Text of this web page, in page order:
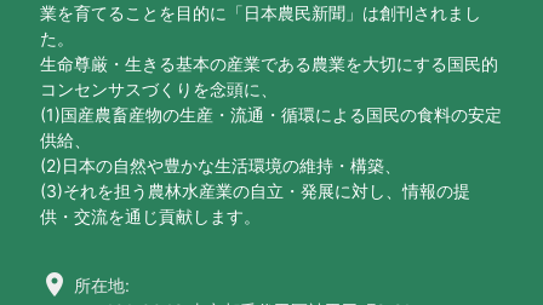
業を育てることを目的に「日本農民新聞」は創刊されまし
た。
生命尊厳・生きる基本の産業である農業を大切にする国民的
コンセンサスづくりを念頭に、
(1)国産農畜産物の生産・流通・循環による国民の食料の安定
供給、
(2)日本の自然や豊かな生活環境の維持・構築、
(3)それを担う農林水産業の自立・発展に対し、情報の提
供・交流を通じ貢献します。
location_on 所在地: